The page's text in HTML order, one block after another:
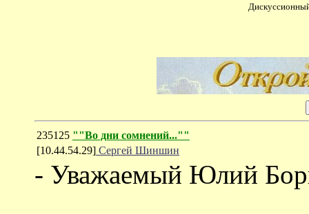
235125 ""Во дни сомнений...""
[10.44.54.29] Сергей Шиншин
- Уважаемый Юлий